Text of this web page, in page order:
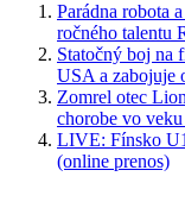
Parádna robota
ročného talentu
Statočný boj na
USA a zabojuje
Zomrel otec
chorobe vo
LIVE: Fínsko
(online prenos)